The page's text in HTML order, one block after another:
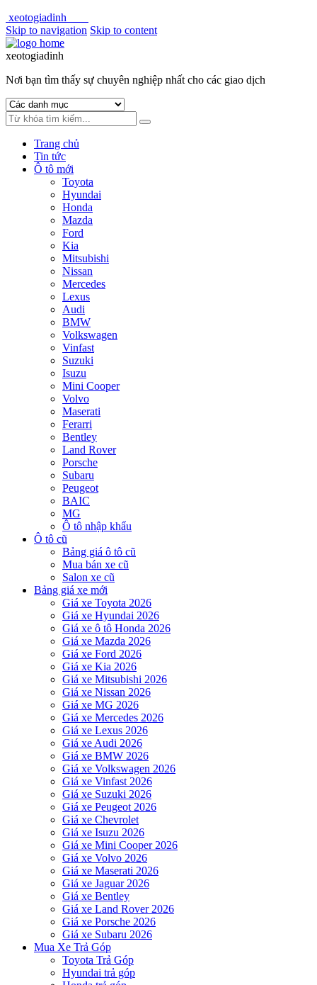
xeotogiadinh
Skip to navigation Skip to content
xeotogiadinh
Nơi bạn tìm thấy sự chuyên nghiệp nhất cho các giao dịch
Trang chủ
Tin tức
Ô tô mới
Toyota
Hyundai
Honda
Mazda
Ford
Kia
Mitsubishi
Nissan
Mercedes
Lexus
Audi
BMW
Volkswagen
Vinfast
Suzuki
Isuzu
Mini Cooper
Volvo
Maserati
Ferarri
Bentley
Land Rover
Porsche
Subaru
Peugeot
BAIC
MG
Ô tô nhập khẩu
Ô tô cũ
Bảng giá ô tô cũ
Mua bán xe cũ
Salon xe cũ
Bảng giá xe mới
Giá xe Toyota 2026
Giá xe Hyundai 2026
Giá xe ô tô Honda 2026
Giá xe Mazda 2026
Giá xe Ford 2026
Giá xe Kia 2026
Giá xe Mitsubishi 2026
Giá xe Nissan 2026
Giá xe MG 2026
Giá xe Mercedes 2026
Giá xe Lexus 2026
Giá xe Audi 2026
Giá xe BMW 2026
Giá xe Volkswagen 2026
Giá xe Vinfast 2026
Giá xe Suzuki 2026
Giá xe Peugeot 2026
Giá xe Chevrolet
Giá xe Isuzu 2026
Giá xe Mini Cooper 2026
Giá xe Volvo 2026
Giá xe Maserati 2026
Giá xe Jaguar 2026
Giá xe Bentley
Giá xe Land Rover 2026
Giá xe Porsche 2026
Giá xe Subaru 2026
Mua Xe Trả Góp
Toyota Trả Góp
Hyundai trả góp